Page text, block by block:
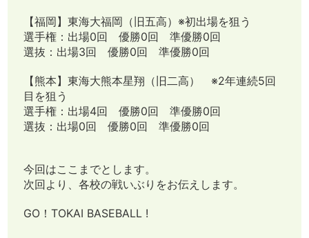
【福岡】東海大福岡（旧五高）※初出場を狙う
選手権：出場0回 優勝0回 準優勝0回
選抜：出場3回 優勝0回 準優勝0回
【熊本】東海大熊本星翔（旧二高） ※2年連続5回
目を狙う
選手権：出場4回 優勝0回 準優勝0回
選抜：出場0回 優勝0回 準優勝0回
今回はここまでとします。
次回より、各校の戦いぶりをお伝えします。
GO！TOKAI BASEBALL !